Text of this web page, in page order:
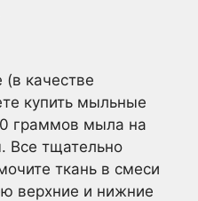
качестве
купить мыльные
граммов мыла на
Все тщательно
ткань в смеси
верхние и нижние